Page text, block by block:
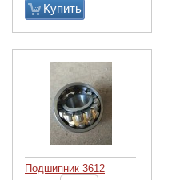
Купить
Подшипник 3612